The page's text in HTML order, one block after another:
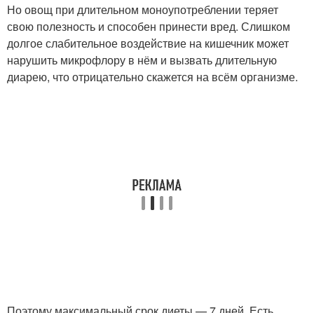
Но овощ при длительном моноупотреблении теряет
свою полезность и способен принести вред. Слишком
долгое слабительное воздействие на кишечник может
нарушить микрофлору в нём и вызвать длительную
диарею, что отрицательно скажется на всём организме.